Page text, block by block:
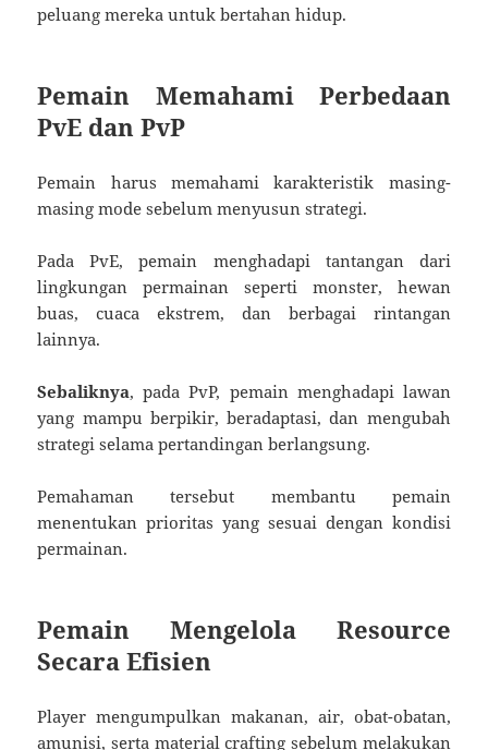
peluang mereka untuk bertahan hidup.
Pemain Memahami Perbedaan
PvE dan PvP
Pemain harus memahami karakteristik masing-
masing mode sebelum menyusun strategi.
Pada PvE, pemain menghadapi tantangan dari
lingkungan permainan seperti monster, hewan
buas, cuaca ekstrem, dan berbagai rintangan
lainnya.
Sebaliknya, pada PvP, pemain menghadapi lawan
yang mampu berpikir, beradaptasi, dan mengubah
strategi selama pertandingan berlangsung.
Pemahaman tersebut membantu pemain
menentukan prioritas yang sesuai dengan kondisi
permainan.
Pemain Mengelola Resource
Secara Efisien
Player mengumpulkan makanan, air, obat-obatan,
amunisi, serta material crafting sebelum melakukan